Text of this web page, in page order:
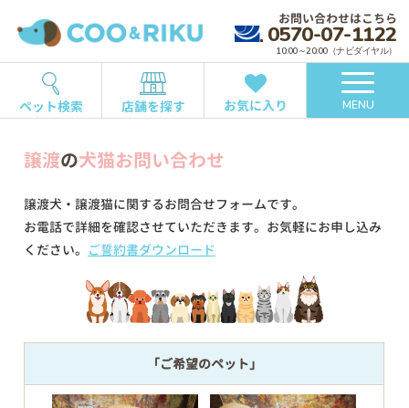
お問い合わせはこちら
0570-07-1122
10:00～20:00（ナビダイヤル）
ペット検索 店舗を探す お気に入り MENU
譲渡の犬猫お問い合わせ
譲渡犬・譲渡猫に関するお問合せフォームです。
お電話で詳細を確認させていただきます。お気軽にお申し込み
ください。 ご誓約書ダウンロード
「ご希望のペット」